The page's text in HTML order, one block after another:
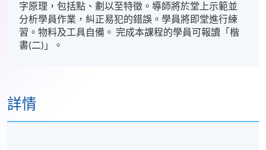
字原理，包括點、劃以至特徵。導師將於堂上示範並
分析學員作業，糾正易犯的錯誤。學員將即堂進行練
習。物料及工具自備。 完成本課程的學員可報讀「楷
書(二)」。
詳情